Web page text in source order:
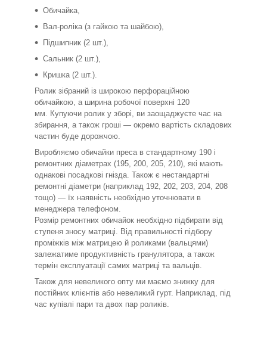
Обичайка,
Вал-роліка (з гайкою та шайбою),
Підшипник (2 шт.),
Сальник (2 шт.),
Кришка (2 шт.).
Ролик зібраний із широкою перфораційною
обичайкою, а ширина робочої поверхні 120
мм. Купуючи ролик у зборі, ви заощаджуєте час на
збирання, а також гроші — окремо вартість складових
частин буде дорожчою.
Виробляємо обичайки преса в стандартному 190 і
ремонтних діаметрах (195, 200, 205, 210), які мають
однакові посадкові гнізда. Також є нестандартні
ремонтні діаметри (наприклад 192, 202, 203, 204, 208
тощо) — їх наявність необхідно уточнювати в
менеджера телефоном.
Розмір ремонтних обичайок необхідно підбирати від
ступеня зносу матриці. Від правильності підбору
проміжків між матрицею й роликами (вальцями)
залежатиме продуктивність гранулятора, а також
термін експлуатації самих матриці та вальців.
Також для невеликого опту ми маємо знижку для
постійних клієнтів або невеликий гурт. Наприклад, під
час купівлі пари та двох пар роликів.